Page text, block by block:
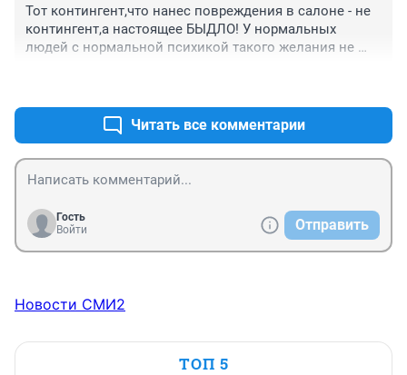
Тот контингент,что нанес повреждения в салоне - не
контингент,а настоящее БЫДЛО! У нормальных
людей с нормальной психикой такого желания не
Читать все комментарии
Гость
Войти
Отправить
Новости СМИ2
ТОП 5